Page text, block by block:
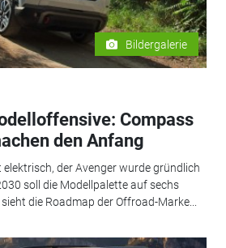
Bildergalerie
Compass
den Anfang
der Avenger wurde gründlich
soll die Modellpalette auf sechs
die Roadmap der Offroad-Marke...